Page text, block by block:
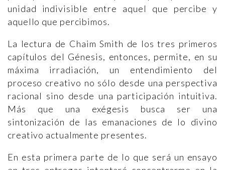
unidad indivisible entre aquel que percibe y
aquello que percibimos.
La lectura de Chaim Smith de los tres primeros
capítulos del Génesis, entonces, permite, en su
máxima irradiación, un entendimiento del
proceso creativo no sólo desde una perspectiva
racional sino desde una participación intuitiva.
Más que una exégesis busca ser una
sintonización de las emanaciones de lo divino
creativo actualmente presentes.
En esta primera parte de lo que será un ensayo